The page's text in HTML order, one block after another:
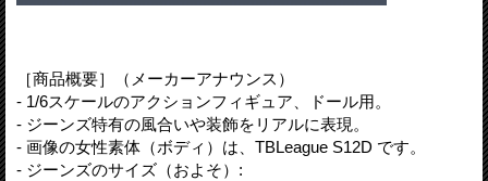
［商品概要］（メーカーアナウンス）
- 1/6スケールのアクションフィギュア、ドール用。
- ジーンズ特有の風合いや装飾をリアルに表現。
- 画像の女性素体（ボディ）は、TBLeague S12D です。
- ジーンズのサイズ（およそ）: